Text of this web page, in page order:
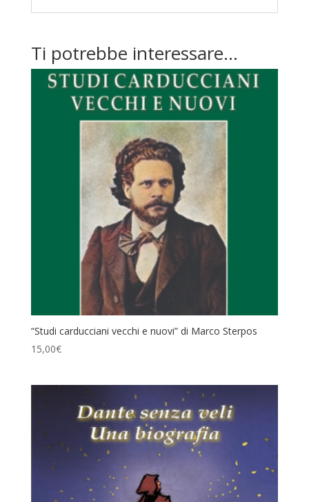
Ti potrebbe interessare…
“Studi carducciani vecchi e nuovi” di Marco Sterpos
15,00€